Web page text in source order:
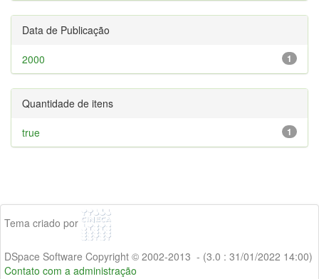
Data de Publicação
1
2000
Quantidade de itens
1
true
Tema criado por
DSpace Software Copyright © 2002-2013 - (3.0 : 31/01/2022 14:00)
Contato com a administração